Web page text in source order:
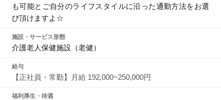
も可能とご自分のライフスタイルに沿った通勤方法をお選
び頂けますよ☆
施設・サービス形態
介護老人保健施設（老健）
給与
【正社員・常勤】月給 192,000~250,000円
福利厚生・待遇